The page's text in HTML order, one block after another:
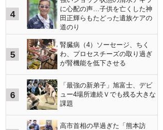
4
に心配の声…子供を亡くした神
田正輝らもたどった遺族ケアの
道のり
5
腎臓病（4）ソーセージ、ちく
わ、プロセスチーズの取り過ぎ
が腎機能を低下させる
6
「最強の新弟子」旭富士、デビ
ュー4場所連続Ｖでも残る大きな
課題
高市首相の早過ぎた「熊本訪